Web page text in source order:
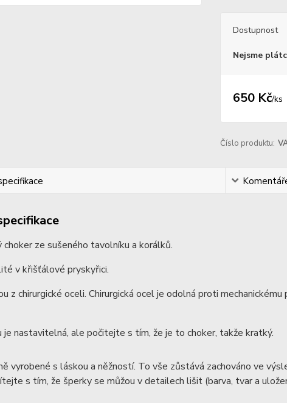
Dostupnost
Nejsme
650 Kč/ks
Číslo produktu:
choker ze sušeného tavolníku a korálků.
v křišťálové pryskyřici.
z chirurgické oceli. Chirurgická ocel je odolná proti
je nastavitelná, ale počitejte s tím, že je to choker, takže kratký.
vyrobené s láskou a něžností. To vše zůstává zachováno ve
s tím, že šperky se můžou v detailech lišit (barva, tvar a